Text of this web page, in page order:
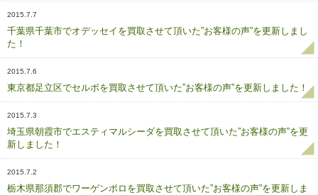
2015.7.7
千葉県千葉市でオデッセイを買取させて頂いた”お客様の声”を更新しまし
た！
2015.7.6
東京都足立区でセルボを買取させて頂いた”お客様の声”を更新しました！
2015.7.3
埼玉県朝霞市でエスティマルシーダを買取させて頂いた”お客様の声”を更
新しました！
2015.7.2
栃木県那須郡でワーゲンポロを買取させて頂いた”お客様の声”を更新しま